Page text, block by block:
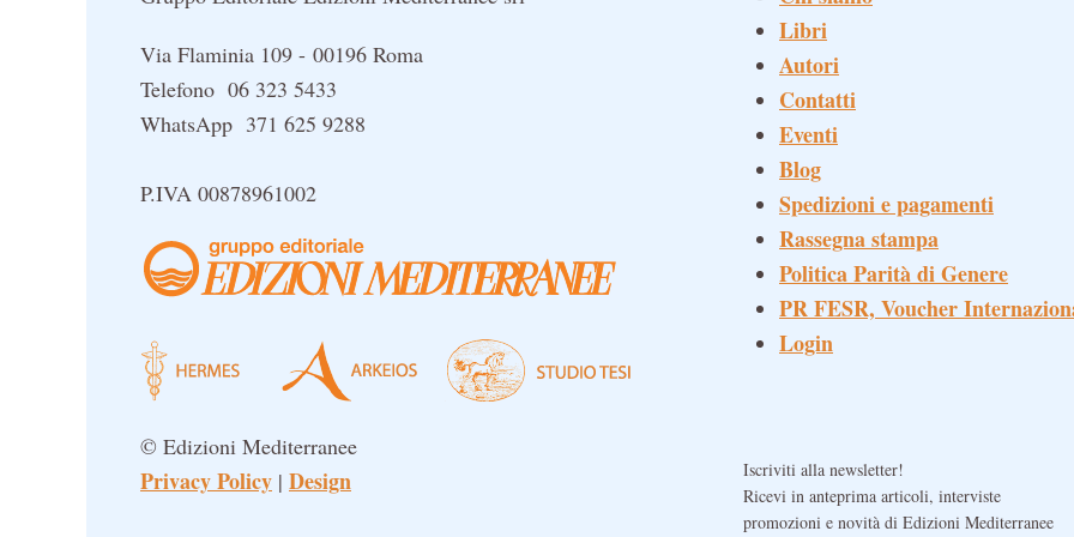
Via Flaminia 109 - 00196 Roma
Telefono 06 323 5433
WhatsApp 371 625 9288
P.IVA 00878961002
© Edizioni Mediterranee
Privacy Policy | Design
Libri
Autori
Contatti
Eventi
Blog
Spedizioni e pagamenti
Rassegna stampa
Politica Parità di Genere
PR FESR, Voucher
Login
Iscriviti alla newsletter!
Ricevi in anteprima articoli, interviste
promozioni e novità di Edizioni Mediterranee